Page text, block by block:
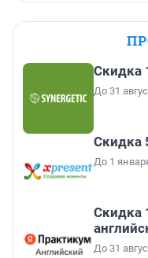
Скидка
До 31
Скидка
До 1
Скидка
До 31